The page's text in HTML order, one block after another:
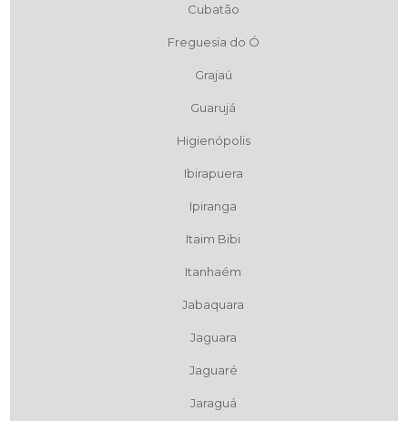
Cubatão
Freguesia do Ó
Grajaú
Guarujá
Higienópolis
Ibirapuera
Ipiranga
Itaim Bibi
Itanhaém
Jabaquara
Jaguara
Jaguaré
Jaraguá